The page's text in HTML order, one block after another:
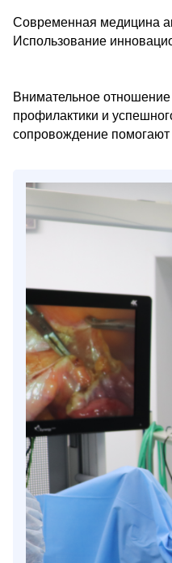
Современная медицина
Использование
Внимательное
профилактики и
сопровождение помогают